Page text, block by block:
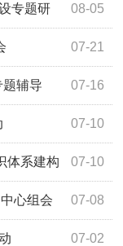
08-05
专题研
07-21
07-16
辅导
07-10
07-10
体系建构
07-08
心组会
07-02